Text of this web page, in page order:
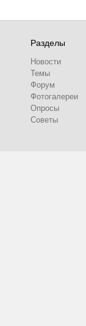
Разделы
Новости
Темы
Форум
Фотогалереи
Опросы
Советы